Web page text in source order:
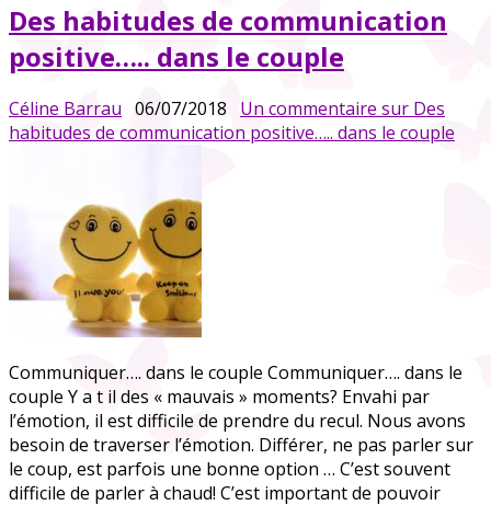
Des habitudes de communication
positive….. dans le couple
Céline Barrau 06/07/2018 Un commentaire sur Des
habitudes de communication positive….. dans le couple
Communiquer…. dans le couple Communiquer…. dans le
couple Y a t il des « mauvais » moments? Envahi par
l’émotion, il est difficile de prendre du recul. Nous avons
besoin de traverser l’émotion. Différer, ne pas parler sur
le coup, est parfois une bonne option … C’est souvent
difficile de parler à chaud! C’est important de pouvoir